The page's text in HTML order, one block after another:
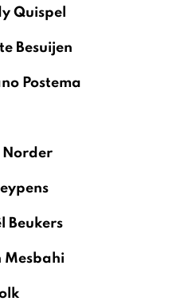
Quispel
Besuijen
Postema
Norder
Beukers
Mesbahi